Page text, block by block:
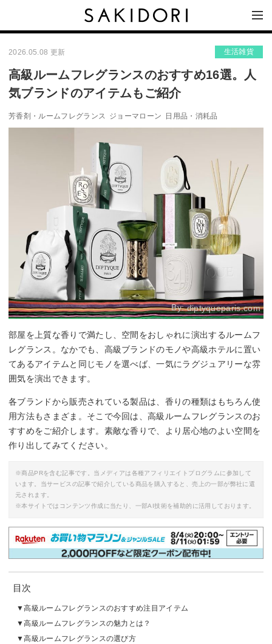
2026.05.08 更新 生活雑貨
高級ルームフレグランスのおすすめ16選。人
気ブランドのアイテムもご紹介
芳香剤・ルームフレグランス ジョーマローン 日用品・消耗品
By:diptyqueparis.com
部屋を上質な香りで満たし、空間をおしゃれに演出するルームフ
レグランス。なかでも、高級ブランドのモノや高級ホテルに置い
てあるアイテムと同じモノを選べば、一気にラグジュアリーな雰
囲気を演出できます。
各ブランドから販売されている製品は、香りの種類はもちろん使
用方法もさまざま。そこで今回は、高級ルームフレグランスのお
すすめをご紹介します。素敵な香りで、より居心地のよい空間を
作り出してみてください。
※商品PRを含む記事です。当メディアは各種アフィリエイトプログラムに参加して
います。当サービスの記事で紹介している商品を購入すると、売上の一部が弊社に還
元されます。
※本サイトではコンテンツ作成に当たり、一部AI技術を補助的に活用しております。
目次
高級ルームフレグランスのおすすめ注目アイテム
高級ルームフレグランスの魅力とは？
高級ルームフレグランスの選び方